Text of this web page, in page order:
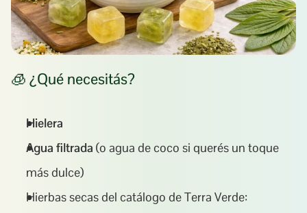
🧊 ¿Qué necesitás?
Hielera
Agua filtrada (o agua de coco si querés un toque
más dulce)
Hierbas secas del catálogo de Terra Verde: